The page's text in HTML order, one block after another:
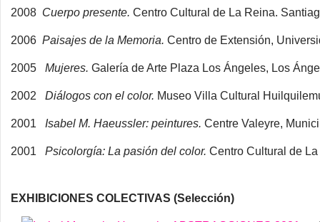
2008 Cuerpo presente. Centro Cultural de La Reina.
2006 Paisajes de la Memoria. Centro de Extensión,
2005 Mujeres. Galería de Arte Plaza Los Ángeles, Los
2002 Diálogos con el color. Museo Villa Cultural
2001 Isabel M. Haeussler: peintures. Centre Valeyre,
2001 Psicolorgía: La pasión del color. Centro Cultural de
EXHIBICIONES COLECTIVAS (Selección)